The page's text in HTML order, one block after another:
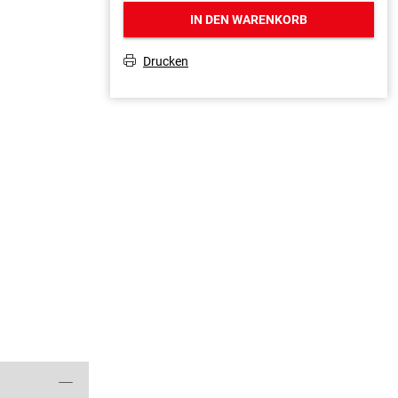
IN DEN WARENKORB
T Drucken